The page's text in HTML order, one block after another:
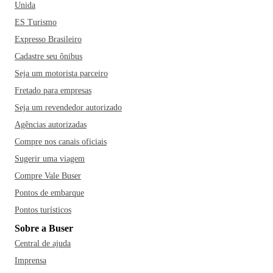
Unida
ES Turismo
Expresso Brasileiro
Cadastre seu ônibus
Seja um motorista parceiro
Fretado para empresas
Seja um revendedor autorizado
Agências autorizadas
Compre nos canais oficiais
Sugerir uma viagem
Compre Vale Buser
Pontos de embarque
Pontos turísticos
Sobre a Buser
Central de ajuda
Imprensa